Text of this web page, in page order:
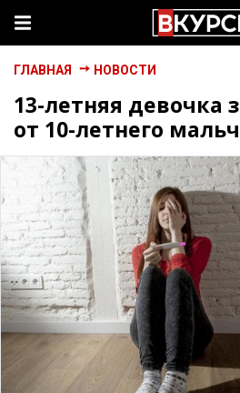
ГЛАВНАЯ НОВОСТИ
13-летняя девочка
от 10-летнего